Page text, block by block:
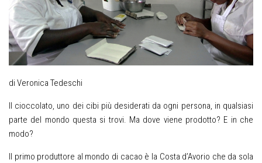
di Veronica Tedeschi
Il cioccolato, uno dei cibi più desiderati da ogni persona, in qualsiasi
parte del mondo questa si trovi. Ma dove viene prodotto? E in che
modo?
Il primo produttore al mondo di cacao è la Costa d’Avorio che da sola